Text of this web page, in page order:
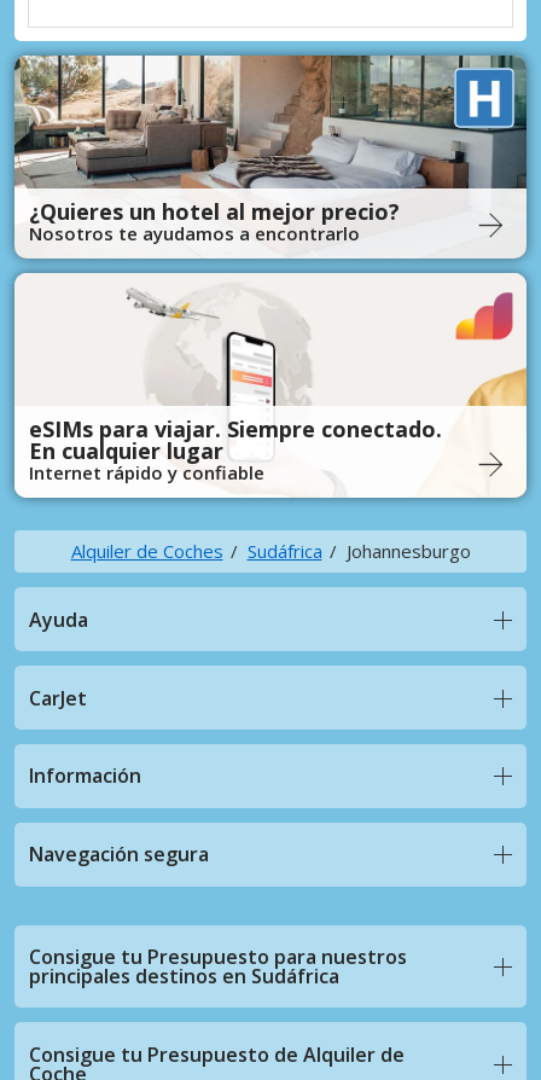
¿Quieres un hotel al mejor precio?
Nosotros te ayudamos a encontrarlo
eSIMs para viajar. Siempre conectado.
En cualquier lugar
Internet rápido y confiable
Alquiler de Coches Sudáfrica Johannesburgo
Ayuda
CarJet
Información
Navegación segura
Consigue tu Presupuesto para nuestros
principales destinos en Sudáfrica
Consigue tu Presupuesto de Alquiler de
Coche